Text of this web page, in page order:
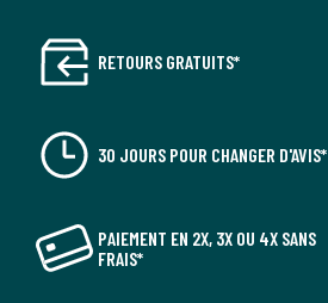
RETOURS GRATUITS*
30 JOURS POUR CHANGER D'AVIS*
PAIEMENT EN 2X, 3X OU 4X SANS
FRAIS*